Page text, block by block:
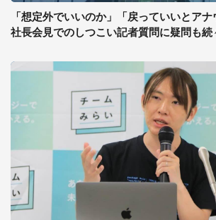
「想定外でいいのか」「戻っていいとア
社長会見でのしつこい記者質問に疑問も続